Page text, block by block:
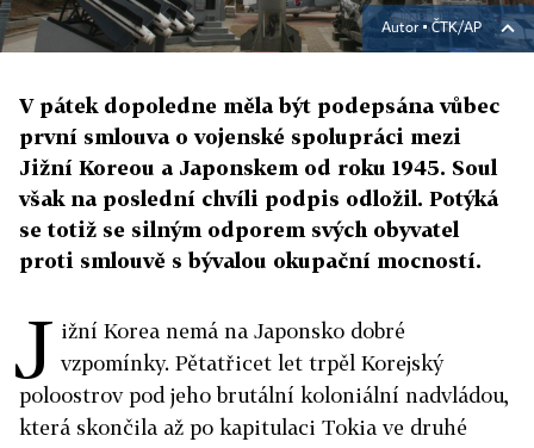
Autor ▪ČTK/AP
V pátek dopoledne měla být podepsána vůbec
první smlouva o vojenské spolupráci mezi
Jižní Koreou a Japonskem od roku 1945. Soul
však na poslední chvíli podpis odložil. Potýká
se totiž se silným odporem svých obyvatel
proti smlouvě s bývalou okupační mocností.
J ižní Korea nemá na Japonsko dobré
vzpomínky. Pětatřicet let trpěl Korejský
poloostrov pod jeho brutální koloniální nadvládou,
která skončila až po kapitulaci Tokia ve druhé